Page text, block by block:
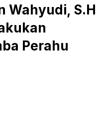
Wahyudi, S.H
Perahu